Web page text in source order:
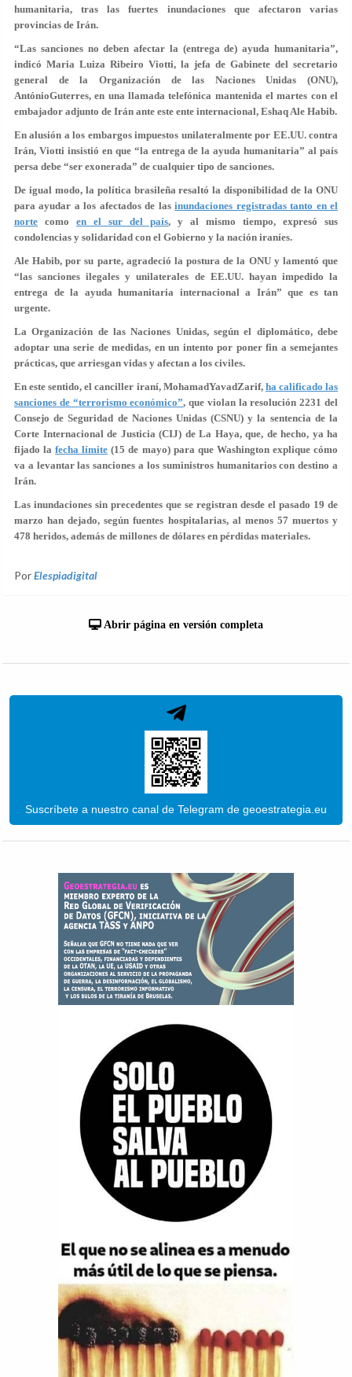
humanitaria, tras las fuertes inundaciones que afectaron varias
provincias de Irán.
“Las sanciones no deben afectar la (entrega de) ayuda humanitaria”,
indicó Maria Luiza Ribeiro Viotti, la jefa de Gabinete del secretario
general de la Organización de las Naciones Unidas (ONU),
AntónioGuterres, en una llamada telefónica mantenida el martes con el
embajador adjunto de Irán ante este ente internacional, Eshaq Ale Habib.
En alusión a los embargos impuestos unilateralmente por EE.UU. contra
Irán, Viotti insistió en que “la entrega de la ayuda humanitaria” al país
persa debe “ser exonerada” de cualquier tipo de sanciones.
De igual modo, la política brasileña resaltó la disponibilidad de la ONU
para ayudar a los afectados de lasinundaciones registradas tanto en el
norte como en el sur del país, y al mismo tiempo, expresó sus
condolencias y solidaridad con el Gobierno y la nación iraníes.
Ale Habib, por su parte, agradeció la postura de la ONU y lamentó que
“las sanciones ilegales y unilaterales de EE.UU. hayan impedido la
entrega de la ayuda humanitaria internacional a Irán” que es tan
urgente.
La Organización de las Naciones Unidas, según el diplomático, debe
adoptar una serie de medidas, en un intento por poner fin a semejantes
prácticas, que arriesgan vidas y afectan a los civiles.
En este sentido, el canciller iraní, MohamadYavadZarif, ha calificado las
sanciones de “terrorismo económico”, que violan la resolución 2231 del
Consejo de Seguridad de Naciones Unidas (CSNU) y la sentencia de la
Corte Internacional de Justicia (CIJ) de La Haya, que, de hecho, ya ha
fijado lafecha límite (15 de mayo) para que Washington explique cómo
va a levantar las sanciones a los suministros humanitarios con destino a
Irán.
Las inundaciones sin precedentes que se registran desde el pasado 19 de
marzo han dejado, según fuentes hospitalarias, al menos 57 muertos y
478 heridos, además de millones de dólares en pérdidas materiales.
PorElespiadigital
Abrir página en versión completa
Suscríbete a nuestro canal de Telegram de geoestrategia.eu